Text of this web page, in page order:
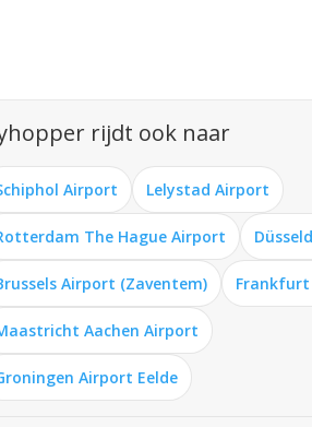
rijdt ook naar
Airport Lelystad Airport
The Hague Airport
Airport (Zaventem)
Aachen Airport
Airport Eelde